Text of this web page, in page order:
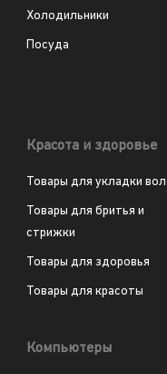
Холодильники
Посуда
Красота и здоровье
Товары для укладки
Товары для бритья и
стрижки
Товары для здоровья
Товары для красоты
Компьютеры